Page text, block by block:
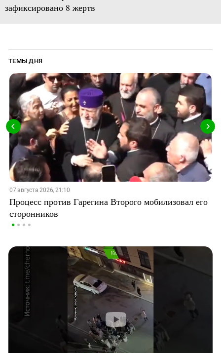
зафиксировано 8 жертв
ТЕМЫ ДНЯ
07 августа 2026, 21:10
Процесс против Гарегина Второго мобилизовал его
сторонников